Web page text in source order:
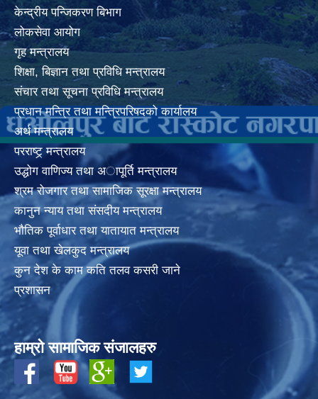
केन्द्रीय पन्जिकरण बिभाग
लोकसेवा आयोग
गृह मन्त्रालय
शिक्षा, बिज्ञान तथा प्रविधि मन्त्रालय
संचार तथा सूचना प्रविधि मन्त्रालय
प्रधान मन्त्रि तथा मन्त्रिपरिषदको कार्यालय
अर्थ मन्त्रालय
परराष्ट्र् मन्त्रालय
उद्धोग वाणिज्य तथा अापूर्ति मन्त्रालय
श्रम रोजगार तथा सामाजिक सूरक्षा मन्त्रालय
कानुन न्याय तथा संसदीय मन्त्रालय
भाैतिक पूर्वाधार तथा यातायात मन्त्रालय
यूवा तथा खेलकुद मन्त्रालय
कुन देश के काम कति तलव कसरी जाने
प्रशासन
हाम्रो सामाजिक संजालहरु